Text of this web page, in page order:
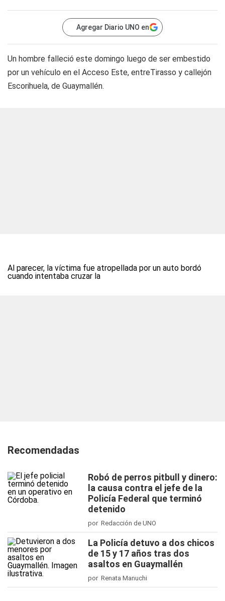
Agregar Diario UNO en
Un hombre falleció este domingo luego de ser embestido
por un vehículo en el Acceso Este, entreTirasso y callejón
Escorihuela, de Guaymallén.
Al parecer, la víctima fue atropellada por un auto bordó
cuando intentaba cruzar la
Recomendadas
Robó de perros pitbull y dinero:
la causa contra el jefe de la
Policía Federal que terminó
detenido
por Redacción de UNO
La Policía detuvo a dos chicos
de 15 y 17 años tras dos
asaltos en Guaymallén
por Renata Manuchi